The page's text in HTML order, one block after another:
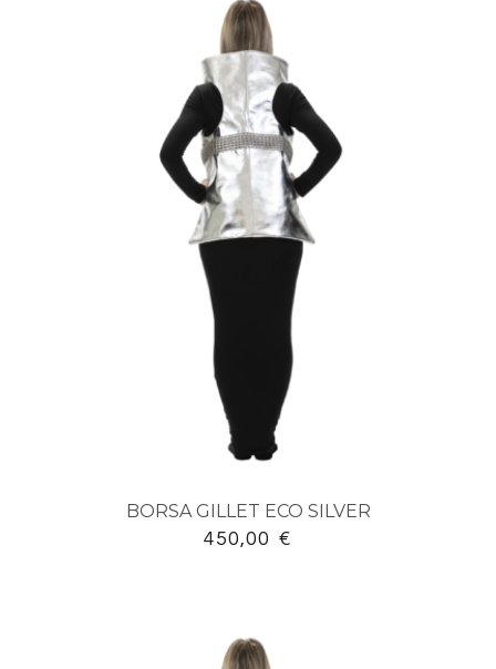
BORSA GILLET ECO SILVER
450,00 €